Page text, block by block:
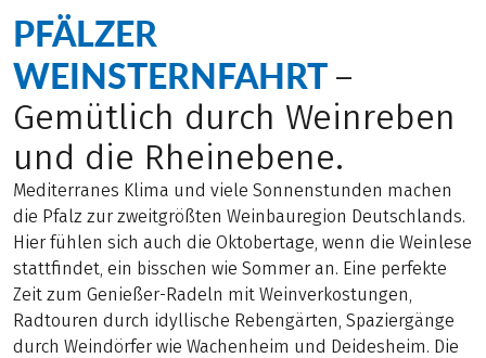
PFÄLZER
WEINSTERNFAHRT –
Gemütlich durch Weinreben
und die Rheinebene.
Mediterranes Klima und viele Sonnenstunden machen
die Pfalz zur zweitgrößten Weinbauregion Deutschlands.
Hier fühlen sich auch die Oktobertage, wenn die Weinlese
stattfindet, ein bisschen wie Sommer an. Eine perfekte
Zeit zum Genießer-Radeln mit Weinverkostungen,
Radtouren durch idyllische Rebengärten, Spaziergänge
durch Weindörfer wie Wachenheim und Deidesheim. Die